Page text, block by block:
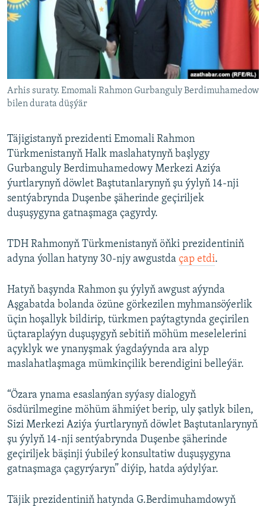
Arhis suraty. Emomali Rahmon Gurbanguly Berdimuhamedow
bilen durata düşýär
Täjigistanyň prezidenti Emomali Rahmon
Türkmenistanyň Halk maslahatynyň başlygy
Gurbanguly Berdimuhamedowy Merkezi Aziýa
ýurtlarynyň döwlet Baştutanlarynyň şu ýylyň 14-nji
sentýabrynda Duşenbe şäherinde geçiriljek
duşuşygyna gatnaşmaga çagyrdy.
TDH Rahmonyň Türkmenistanyň öňki prezidentiniň
adyna ýollan hatyny 30-njy awgustda çap etdi.
Hatyň başynda Rahmon şu ýylyň awgust aýynda
Aşgabatda bolanda özüne görkezilen myhmansöýerlik
üçin hoşallyk bildirip, türkmen paýtagtynda geçirilen
üçtaraplaýyn duşuşygyň sebitiň möhüm meselelerini
açyklyk we ynanyşmak ýagdaýynda ara alyp
maslahatlaşmaga mümkinçilik berendigini belleýär.
“Özara ynama esaslanýan syýasy dialogyň
ösdürilmegine möhüm ähmiýet berip, uly şatlyk bilen,
Sizi Merkezi Aziýa ýurtlarynyň döwlet Baştutanlarynyň
şu ýylyň 14-nji sentýabrynda Duşenbe şäherinde
geçiriljek bäşinji ýubileý konsultatiw duşuşygyna
gatnaşmaga çagyrýaryn” diýip, hatda aýdylýar.
Täjik prezidentiniň hatynda G.Berdimuhamdowyň